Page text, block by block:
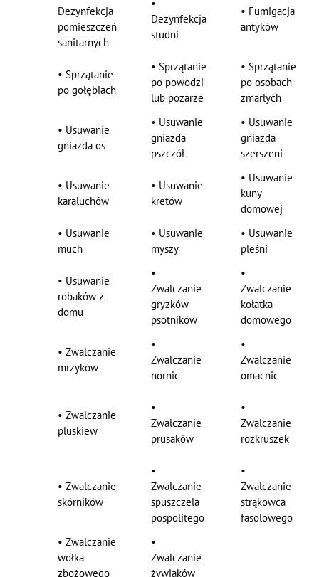
Dezynfekcja
pomieszczeń
sanitarnych
•
Dezynfekcja
studni
• Fumigacja
antyków
• Sprzątanie
po gołębiach
• Sprzątanie
po powodzi
lub pożarze
• Sprzątanie
po osobach
zmarłych
• Usuwanie
gniazda os
• Usuwanie
gniazda
pszczół
• Usuwanie
gniazda
szerszeni
• Usuwanie
karaluchów
• Usuwanie
kretów
• Usuwanie
kuny
domowej
• Usuwanie
much
• Usuwanie
myszy
• Usuwanie
pleśni
• Usuwanie
robaków z
domu
•
Zwalczanie
gryzków
psotników
•
Zwalczanie
kołatka
domowego
• Zwalczanie
mrzyków
•
Zwalczanie
nornic
•
Zwalczanie
omacnic
• Zwalczanie
pluskiew
•
Zwalczanie
prusaków
•
Zwalczanie
rozkruszek
• Zwalczanie
skórników
•
Zwalczanie
spuszczela
pospolitego
•
Zwalczanie
strąkowca
fasolowego
• Zwalczanie
wołka
zbożowego
•
Zwalczanie
żywiaków